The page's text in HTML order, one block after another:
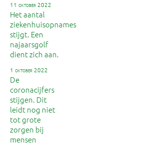
11 oktober 2022
Het aantal
ziekenhuisopnames
stijgt. Een
najaarsgolf
dient zich aan.
1 oktober 2022
De
coronacijfers
stijgen. Dit
leidt nog niet
tot grote
zorgen bij
mensen